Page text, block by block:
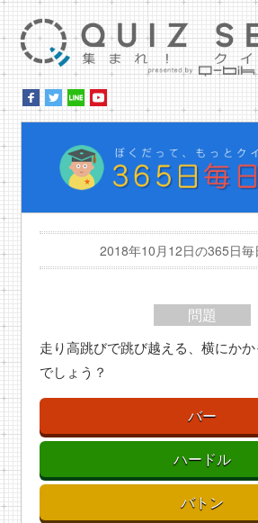
2018年10月12日の365日毎
問題
走り高跳びで跳び越える、横にか
でしょう？
バー
ハードル
バトン